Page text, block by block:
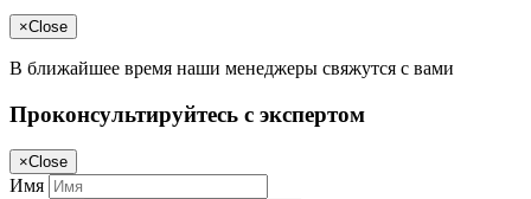
×Close
В ближайшее время наши менеджеры свяжутся с вами
Проконсультируйтесь с экспертом
×Close
Имя